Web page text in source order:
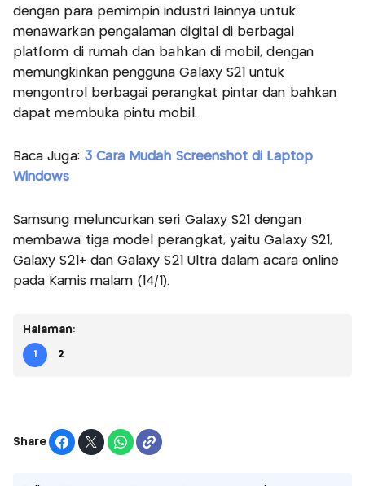
dengan para pemimpin industri lainnya untuk
menawarkan pengalaman digital di berbagai
platform di rumah dan bahkan di mobil, dengan
memungkinkan pengguna Galaxy S21 untuk
mengontrol berbagai perangkat pintar dan bahkan
dapat membuka pintu mobil.
Baca Juga: 3 Cara Mudah Screenshot di Laptop
Windows
Samsung meluncurkan seri Galaxy S21 dengan
membawa tiga model perangkat, yaitu Galaxy S21,
Galaxy S21+ dan Galaxy S21 Ultra dalam acara online
pada Kamis malam (14/1).
Halaman:
1 2
Share